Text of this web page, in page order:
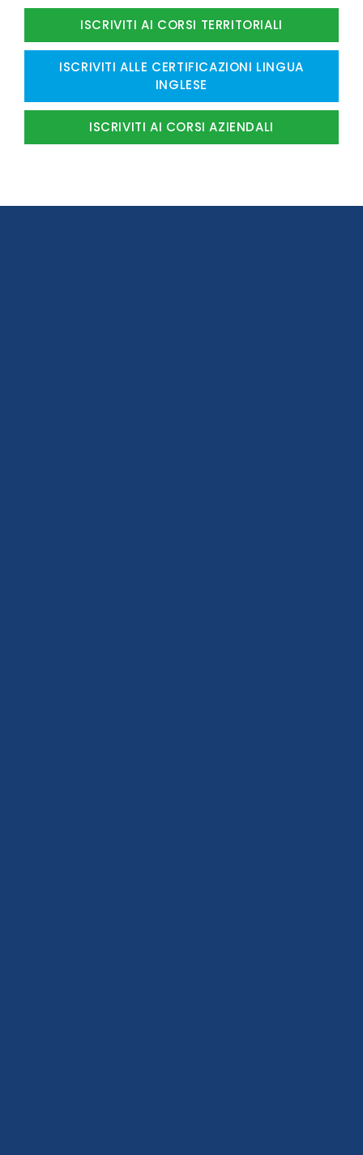
ISCRIVITI AI CORSI TERRITORIALI
ISCRIVITI ALLE CERTIFICAZIONI LINGUA
INGLESE
ISCRIVITI AI CORSI AZIENDALI